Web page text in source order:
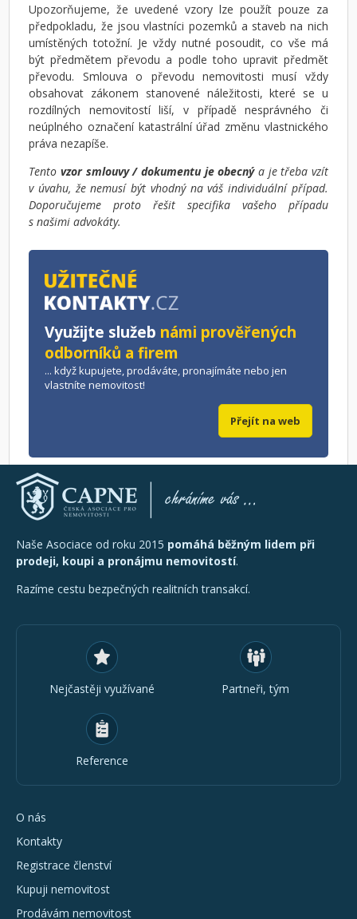
Upozorňujeme, že uvedené vzory lze použít pouze za
předpokladu, že jsou vlastníci pozemků a staveb na nich
umístěných totožní. Je vždy nutné posoudit, co vše má
být předmětem převodu a podle toho upravit předmět
převodu. Smlouva o převodu nemovitosti musí vždy
obsahovat zákonem stanovené náležitosti, které se u
rozdílných nemovitostí liší, v případě nesprávného či
neúplného označení katastrální úřad změnu vlastnického
práva nezapíše.
Tento vzor smlouvy / dokumentu je obecný a je třeba vzít
v úvahu, že nemusí být vhodný na váš individuální případ.
Doporučujeme proto řešit specifika vašeho případu
s našimi advokáty.
Využijte služeb námi prověřených
odborníků a firem
... když kupujete, prodáváte, pronajímáte nebo jen
vlastníte nemovitost!
Přejít na web
Naše Asociace od roku 2015 pomáhá běžným lidem při
prodeji, koupi a pronájmu nemovitostí.
Razíme cestu bezpečných realitních transakcí.
Nejčastěji využívané Partneři, tým
Reference
O nás
Kontakty
Registrace členství
Kupuji nemovitost
Prodávám nemovitost